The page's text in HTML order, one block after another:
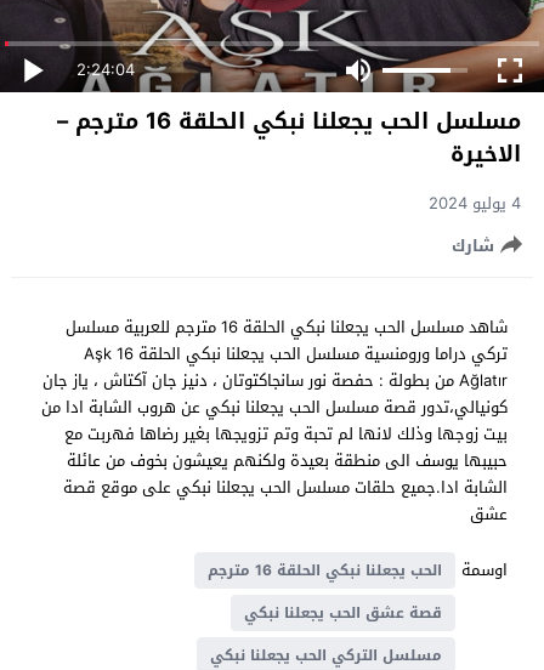
2:24:04
مسلسل الحب يجعلنا نبكي الحلقة 16 مترجم –
الاخيرة
4 يوليو 2024
شارك
شاهد مسلسل الحب يجعلنا نبكي الحلقة 16 مترجم للعربية مسلسل
تركي دراما ورومنسية مسلسل الحب يجعلنا نبكي الحلقة 16 Aşk
Ağlatır من بطولة : حفصة نور سانجاكتوتان ، دنیز جان آکتاش ، ياز جان
كونيالي،تدور قصة مسلسل الحب يجعلنا نبكي عن هروب الشابة ادا من
بيت زوجها وذلك لانها لم تحبة وتم تزويجها بغير رضاها فهربت مع
حبيبها يوسف الى منطقة بعيدة ولكنهم يعيشون بخوف من عائلة
الشابة ادا.جميع حلقات مسلسل الحب يجعلنا نبكي على موقع قصة
عشق
اوسمة
الحب يجعلنا نبكي الحلقة 16 مترجم
قصة عشق الحب يجعلنا نبكي
مسلسل التركي الحب يجعلنا نبكي